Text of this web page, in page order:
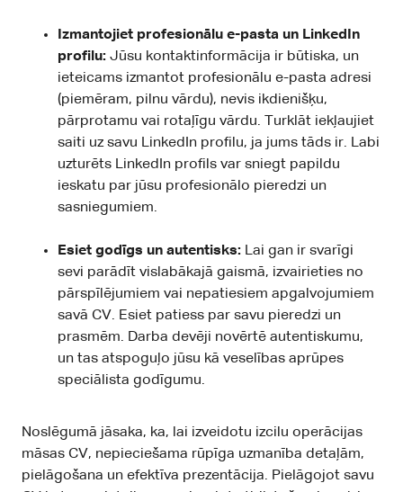
Izmantojiet profesionālu e-pasta un LinkedIn
profilu: Jūsu kontaktinformācija ir būtiska, un
ieteicams izmantot profesionālu e-pasta adresi
(piemēram, pilnu vārdu), nevis ikdienišķu,
pārprotamu vai rotaļīgu vārdu. Turklāt iekļaujiet
saiti uz savu LinkedIn profilu, ja jums tāds ir. Labi
uzturēts LinkedIn profils var sniegt papildu
ieskatu par jūsu profesionālo pieredzi un
sasniegumiem.
Esiet godīgs un autentisks: Lai gan ir svarīgi
sevi parādīt vislabākajā gaismā, izvairieties no
pārspīlējumiem vai nepatiesiem apgalvojumiem
savā CV. Esiet patiess par savu pieredzi un
prasmēm. Darba devēji novērtē autentiskumu,
un tas atspoguļo jūsu kā veselības aprūpes
speciālista godīgumu.
Noslēgumā jāsaka, ka, lai izveidotu izcilu operācijas
māsas CV, nepieciešama rūpīga uzmanība detaļām,
pielāgošana un efektīva prezentācija. Pielāgojot savu